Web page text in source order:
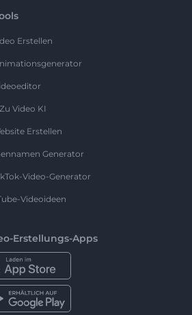
Erstellen
Video KI
Erstellen
Generator
Video-Generator
Videoideen
Erstellungs-Apps